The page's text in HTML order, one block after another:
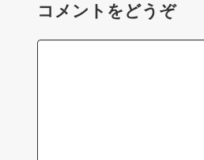
コメントをどうぞ